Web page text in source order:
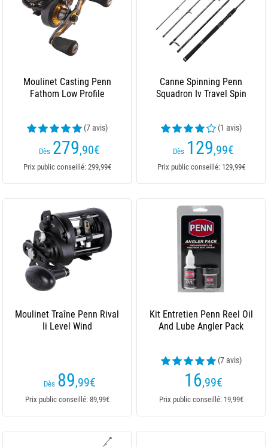
Moulinet Casting Penn
Fathom Low Profile
(7 avis)
Dès 279,90€
Prix public conseillé: 299,99€
Canne Spinning Penn
Squadron Iv Travel Spin
(1 avis)
Dès 129,99€
Prix public conseillé: 129,99€
Moulinet Traîne Penn Rival
Ii Level Wind
Dès 89,99€
Prix public conseillé: 89,99€
Kit Entretien Penn Reel Oil
And Lube Angler Pack
(7 avis)
16,99€
Prix public conseillé: 19,99€